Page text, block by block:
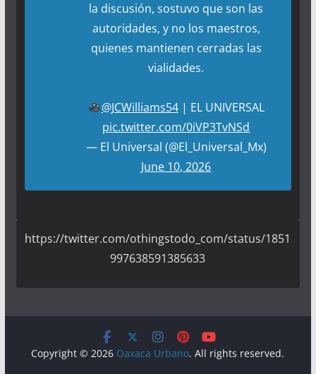
la discusión, sostuvo que son las
autoridades, y no los maestros,
quienes mantienen cerradas las
vialidades.
@JCWilliams54| EL UNIVERSAL
pic.twitter.com/0iVP3TvNSd
— El Universal (@El_Universal_Mx)
June 10, 2026
https://twitter.com/othingstodo_com/status/1851
997638591385633
Copyright © 2026 Oaxaca Urbano. All rights reserved.